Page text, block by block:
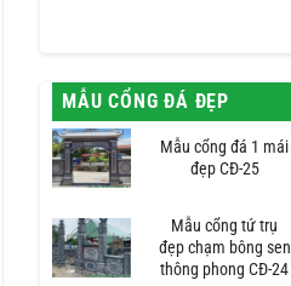
MẪU CỔNG ĐÁ ĐẸP
Mẫu cổng đá 1 mái
đẹp CĐ-25
Mẫu cổng tứ trụ
đẹp chạm bông sen
thông phong CĐ-24